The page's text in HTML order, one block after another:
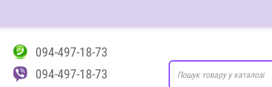
094-497-18-73
094-497-18-73